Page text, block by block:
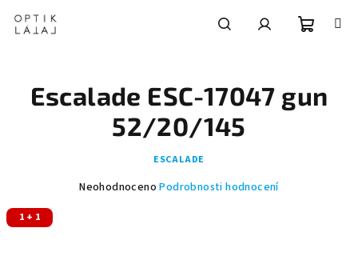
obsah
košík
Escalade ESC-17047 gun
52/20/145
ESCALADE
Průměrné
Neohodnoceno Podrobnosti hodnocení
1 + 1